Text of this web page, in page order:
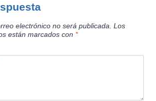
electrónico no será publicada. Los
están marcados con *